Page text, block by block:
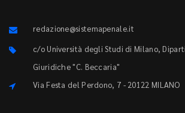
redazione@sistemapenale.it
c/o Università degli Studi di Milano,
Giuridiche "C. Beccaria"
Via Festa del Perdono, 7 - 20122 MILANO